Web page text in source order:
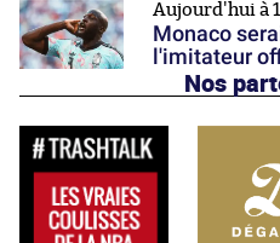
Aujourd'hui à
Monaco
l'imitateur
Nos